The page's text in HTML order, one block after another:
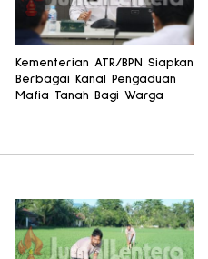
Kementerian ATR/BPN Siapkan
Berbagai Kanal Pengaduan
Mafia Tanah Bagi Warga